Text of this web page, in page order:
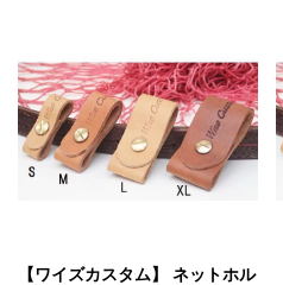
【ワイズカスタム】 ネットホル